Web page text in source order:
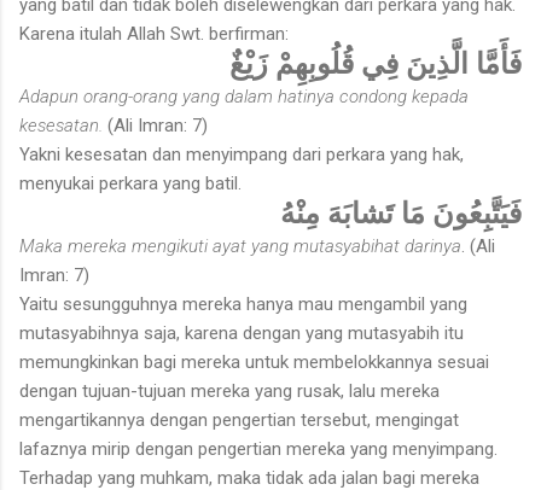
Karena itulah Allah Swt. berfirman:
فَأَمَّا الَّذِينَ فِي قُلُوبِهِمْ زَيْغٌ
Adapun orang-orang yang dalam hatinya condong kepada
kesesatan. (Ali Imran: 7)
Yakni kesesatan dan menyimpang dari perkara yang hak,
menyukai perkara yang batil.
فَيَتَّبِعُونَ مَا تَشابَهَ مِنْهُ
Maka mereka mengikuti ayat yang mutasyabihat darinya . (Ali
Imran: 7)
Yaitu sesungguhnya mereka hanya mau mengambil yang
mutasyabihnya saja, karena dengan yang mutasyabih itu
memungkinkan bagi mereka untuk membelokkannya sesuai
dengan tujuan-tujuan mereka yang rusak, lalu mereka
mengartikannya dengan pengertian tersebut, mengingat
lafaznya mirip dengan pengertian mereka yang menyimpang.
Terhadap yang muhkam, maka tidak ada jalan bagi mereka